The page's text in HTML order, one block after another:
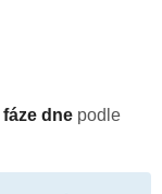
fáze dne podle